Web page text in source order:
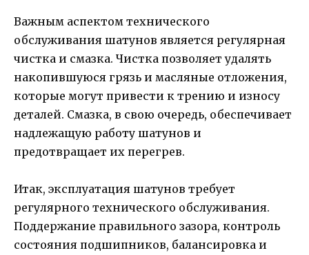
Важным аспектом технического
обслуживания шатунов является регулярная
чистка и смазка. Чистка позволяет удалять
накопившуюся грязь и масляные отложения,
которые могут привести к трению и износу
деталей. Смазка, в свою очередь, обеспечивает
надлежащую работу шатунов и
предотвращает их перегрев.
Итак, эксплуатация шатунов требует
регулярного технического обслуживания.
Поддержание правильного зазора, контроль
состояния подшипников, балансировка и